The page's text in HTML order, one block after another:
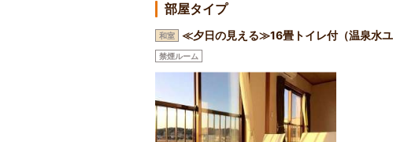
部屋タイプ
和室 ≪夕日の見える≫16畳トイレ付（温泉水
禁煙ルーム